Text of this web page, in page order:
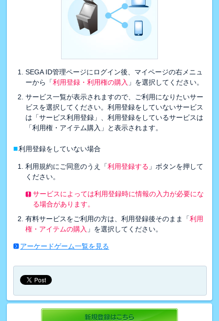
SEGA ID管理ページにログイン後、マイページの右メニュ
ーから「利用登録・利用権の購入 」を選択してください。
サービス一覧が表示されますので、ご利用になりたいサー
ビスを選択してください。利用登録をしていないサービス
は「サービス利用登録」、利用登録をしているサービスは
「利用権・アイテム購入」と表示されます。
■利用登録をしていない場合
利用規約にご同意のうえ「利用登録する 」ボタンを押して
ください。
サービスによっては利用登録時に情報の入力が必要にな
る場合があります。
有料サービスをご利用の方は、利用登録後そのまま「利用
権・アイテムの購入 」を選択してください。
アーケードゲーム一覧を見る